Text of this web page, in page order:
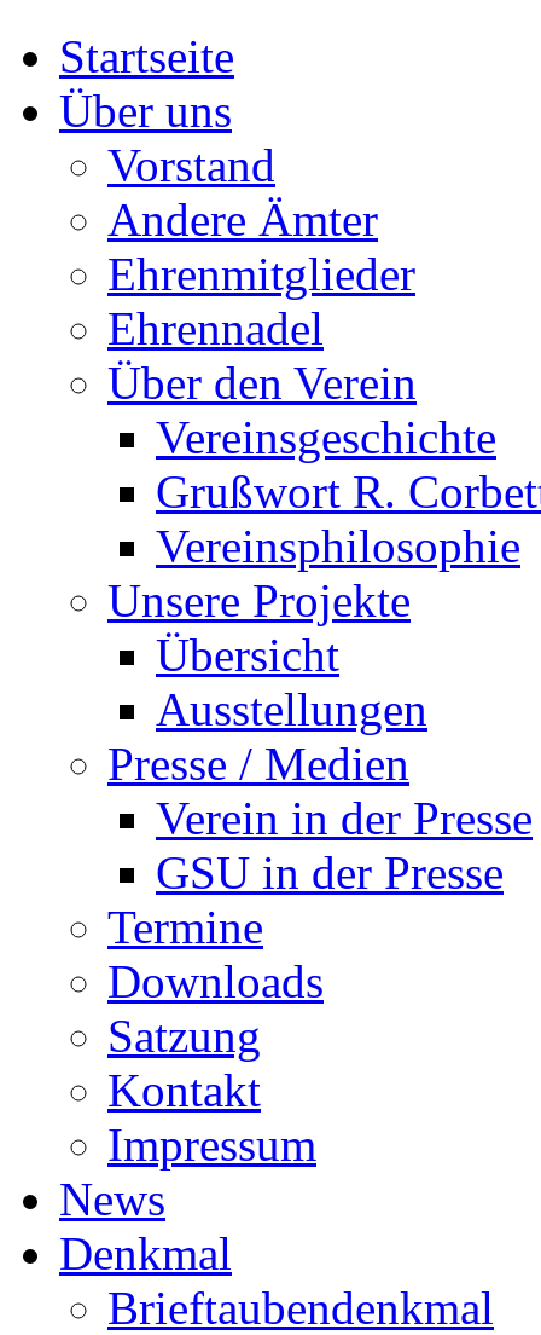
Startseite
Über uns
Vorstand
Andere Ämter
Ehrenmitglieder
Ehrennadel
Über den Verein
Vereinsgeschichte
Grußwort R.
Vereinsphilosophie
Unsere Projekte
Übersicht
Ausstellungen
Presse / Medien
Verein in der Presse
GSU in der Presse
Termine
Downloads
Satzung
Kontakt
Impressum
News
Denkmal
Brieftaubendenkmal